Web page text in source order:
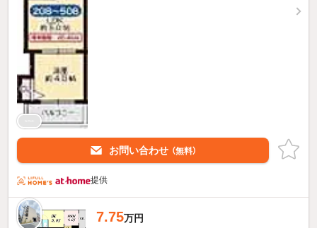
お問い合わせ （無料）
提供
7.75万円